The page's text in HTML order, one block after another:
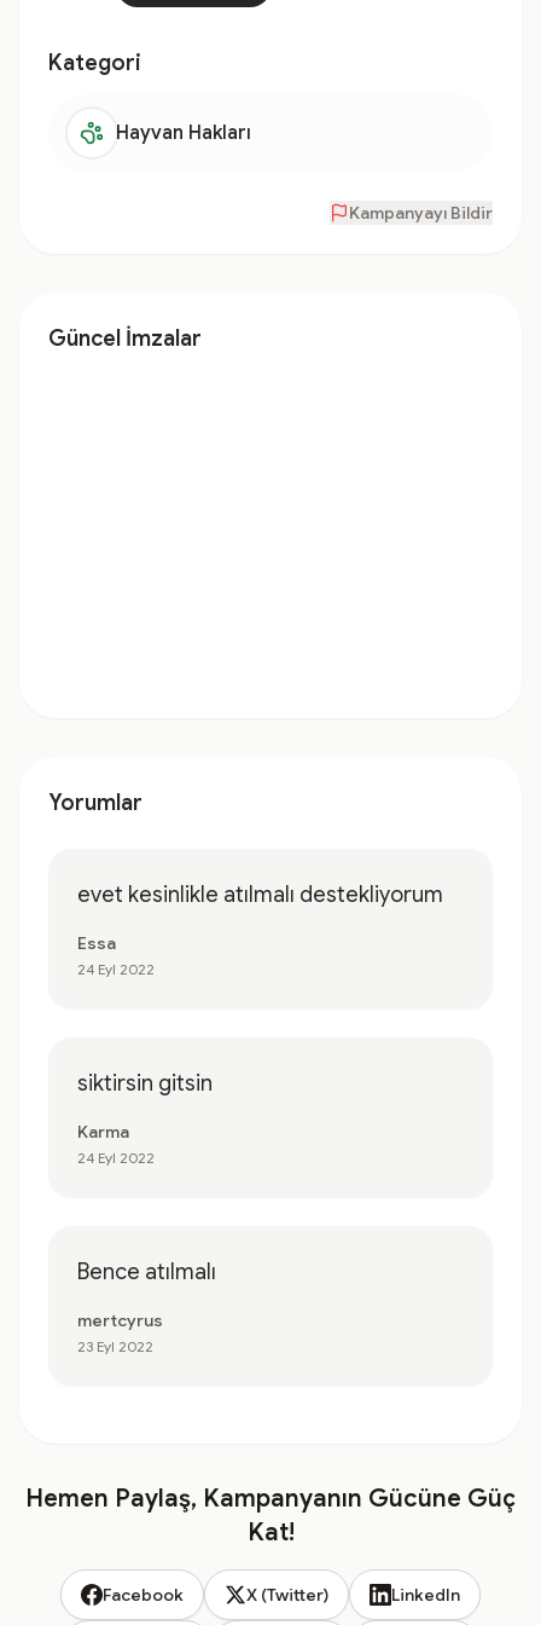
Kategori
Hayvan Hakları
Kampanyayı Bildir
Güncel İmzalar
Yorumlar
evet kesinlikle atılmalı destekliyorum
Essa
24 Eyl 2022
siktirsin gitsin
Karma
24 Eyl 2022
Bence atılmalı
mertcyrus
23 Eyl 2022
Hemen Paylaş, Kampanyanın Gücüne Güç
Kat!
Facebook X (Twitter) LinkedIn